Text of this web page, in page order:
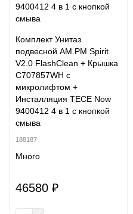
Комплект Унитаз
подвесной AM.PM Spirit
V2.0 FlashClean + Крышка
C707857WH с
микролифтом +
Инсталляция TECE Now
9400412 4 в 1 с кнопкой
смыва
188187
Много
46580 ₽